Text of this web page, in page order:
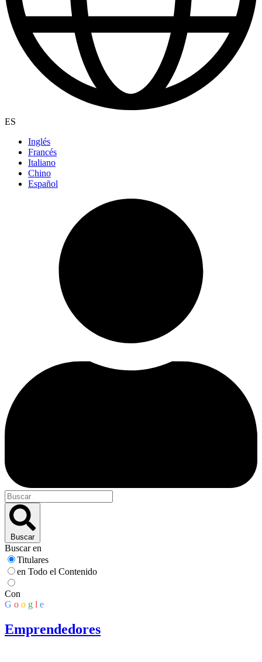
ES
Inglés
Francés
Italiano
Chino
Español
Buscar
Buscar en
Titulares
en Todo el Contenido
Con
G o o g l e
Emprendedores